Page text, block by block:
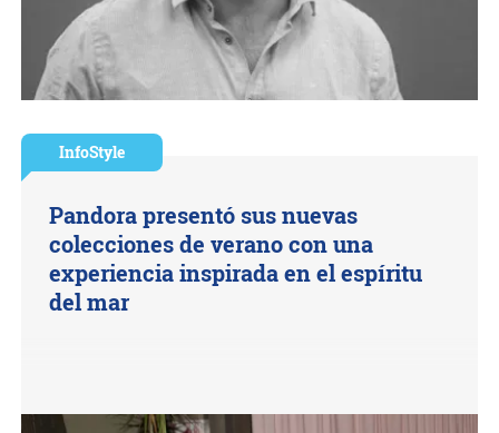
InfoStyle
Pandora presentó sus nuevas
colecciones de verano con una
experiencia inspirada en el espíritu
del mar